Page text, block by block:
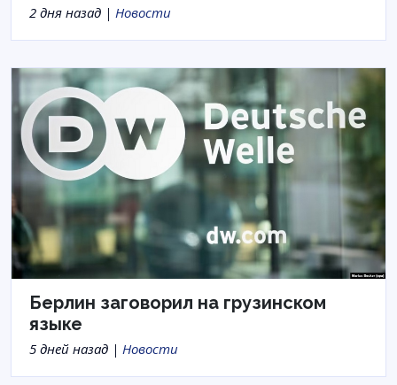
2 дня назад | Новости
Берлин заговорил на грузинском
языке
5 дней назад | Новости